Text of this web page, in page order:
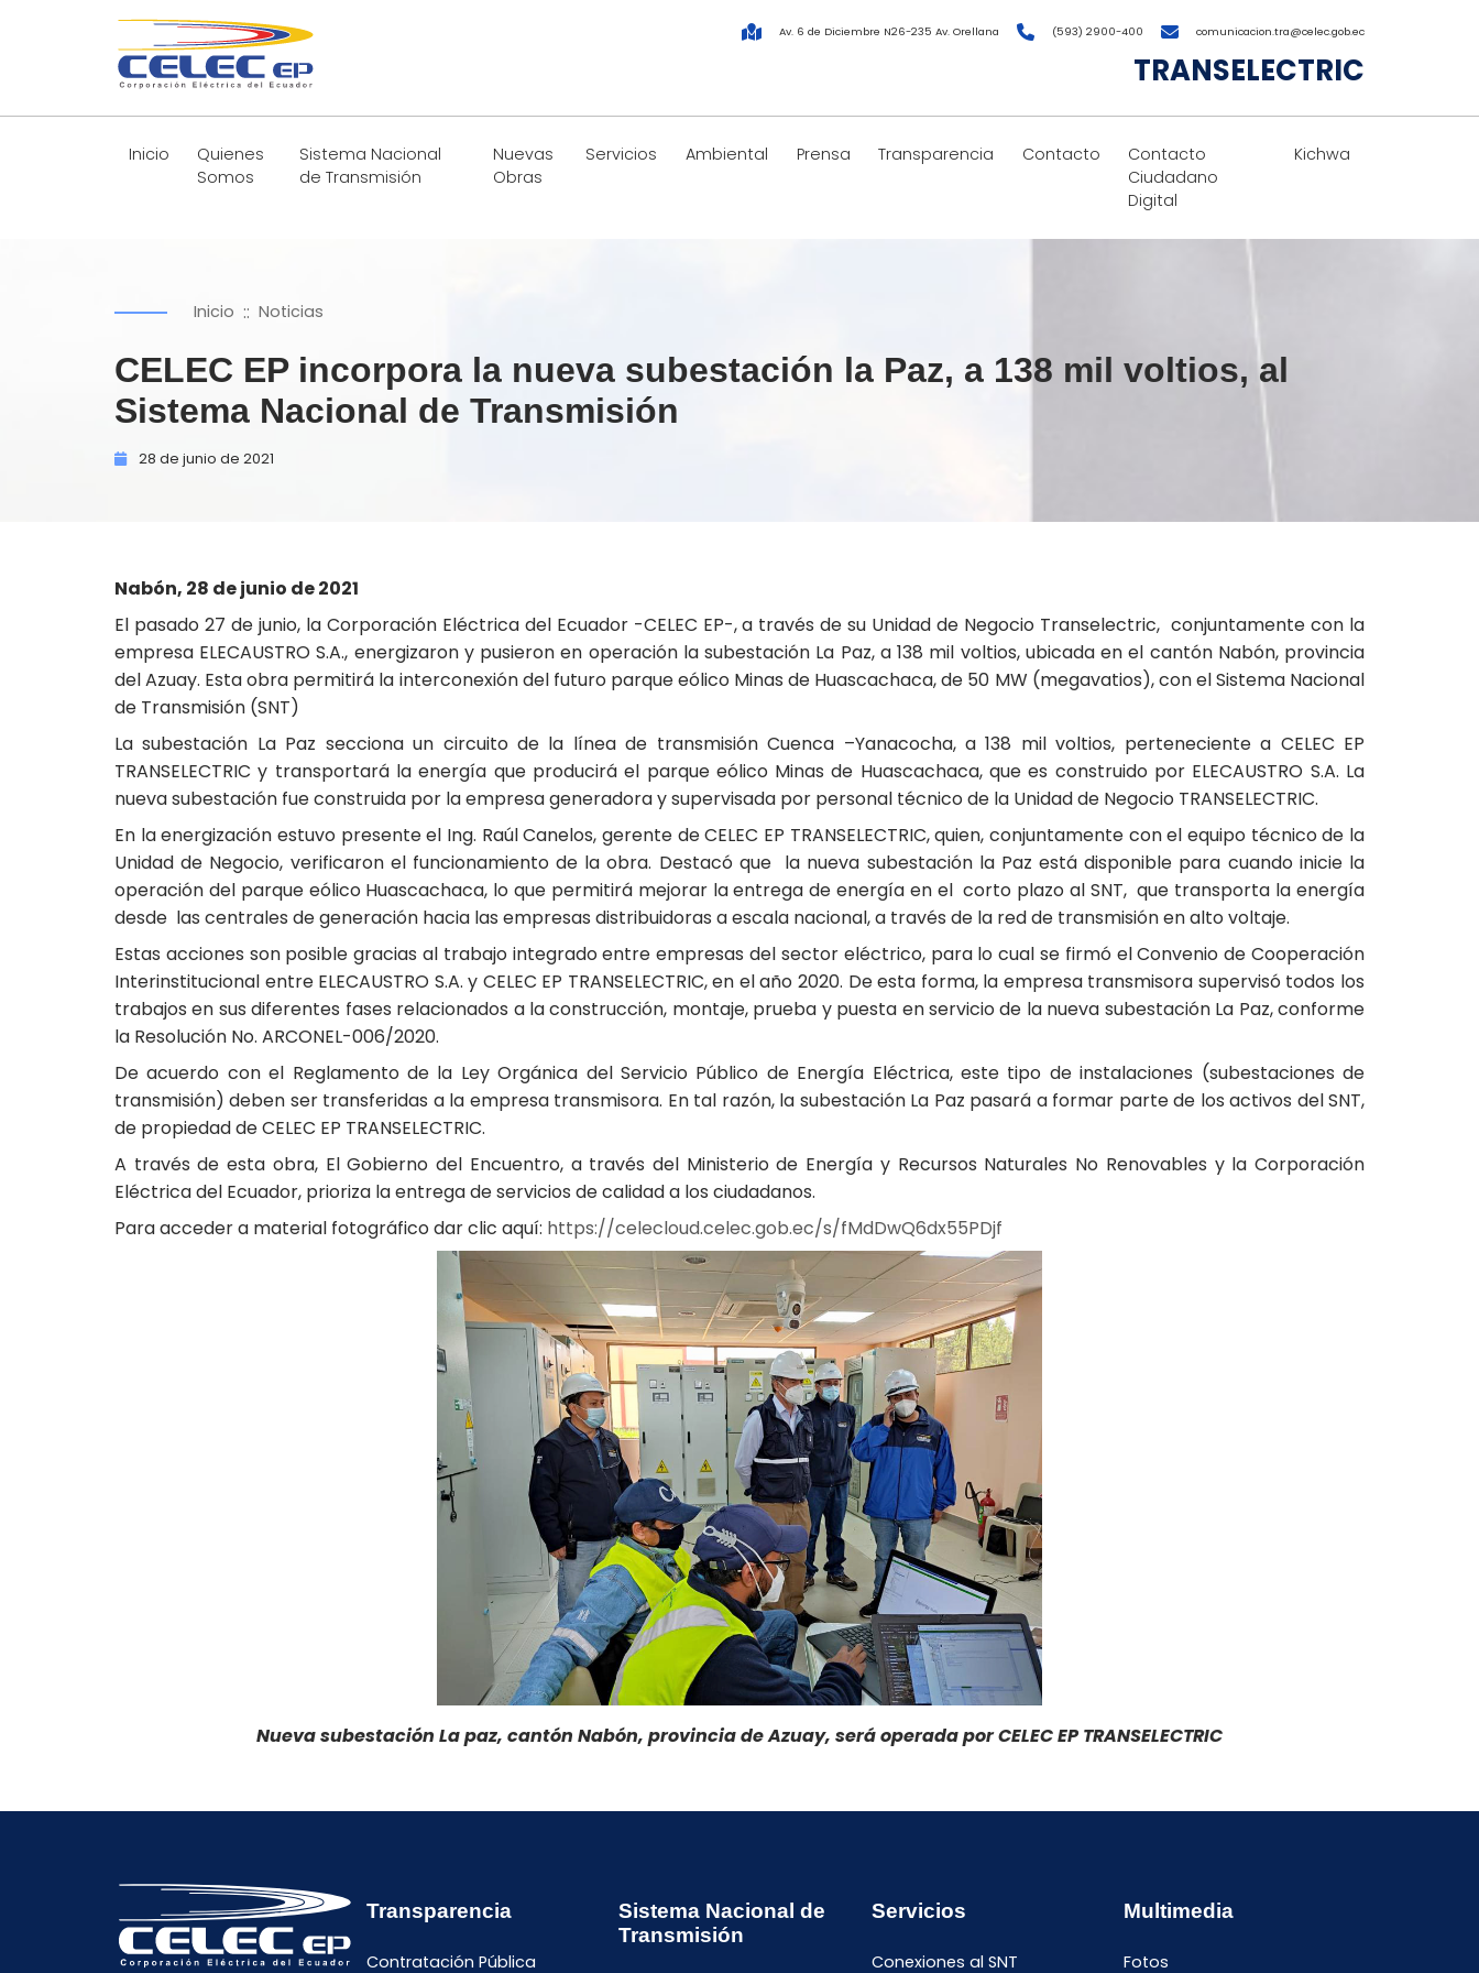
Av. 6 de Diciembre N26-235 Av. Orellana (593) 2900-400 comunicacion.tra@celec.gob.ec
TRANSELECTRIC
Inicio
Quienes
Somos
Sistema Nacional
de Transmisión
Nuevas
Obras
Servicios Ambiental Prensa Transparencia Contacto
Contacto
Ciudadano
Digital
Kichwa
Inicio :: Noticias
CELEC EP incorpora la nueva subestación la Paz, a 138 mil voltios, al
Sistema Nacional de Transmisión
28 de junio de 2021
Nabón, 28 de junio de 2021
El pasado 27 de junio, la Corporación Eléctrica del Ecuador -CELEC EP-, a través de su Unidad de Negocio Transelectric, conjuntamente con la
empresa ELECAUSTRO S.A., energizaron y pusieron en operación la subestación La Paz, a 138 mil voltios, ubicada en el cantón Nabón, provincia
del Azuay. Esta obra permitirá la interconexión del futuro parque eólico Minas de Huascachaca, de 50 MW (megavatios), con el Sistema Nacional
de Transmisión (SNT)
La subestación La Paz secciona un circuito de la línea de transmisión Cuenca –Yanacocha, a 138 mil voltios, perteneciente a CELEC EP
TRANSELECTRIC y transportará la energía que producirá el parque eólico Minas de Huascachaca, que es construido por ELECAUSTRO S.A. La
nueva subestación fue construida por la empresa generadora y supervisada por personal técnico de la Unidad de Negocio TRANSELECTRIC.
En la energización estuvo presente el Ing. Raúl Canelos, gerente de CELEC EP TRANSELECTRIC, quien, conjuntamente con el equipo técnico de la
Unidad de Negocio, verificaron el funcionamiento de la obra. Destacó que la nueva subestación la Paz está disponible para cuando inicie la
operación del parque eólico Huascachaca, lo que permitirá mejorar la entrega de energía en el corto plazo al SNT, que transporta la energía
desde las centrales de generación hacia las empresas distribuidoras a escala nacional, a través de la red de transmisión en alto voltaje.
Estas acciones son posible gracias al trabajo integrado entre empresas del sector eléctrico, para lo cual se firmó el Convenio de Cooperación
Interinstitucional entre ELECAUSTRO S.A. y CELEC EP TRANSELECTRIC, en el año 2020. De esta forma, la empresa transmisora supervisó todos los
trabajos en sus diferentes fases relacionados a la construcción, montaje, prueba y puesta en servicio de la nueva subestación La Paz, conforme
la Resolución No. ARCONEL-006/2020.
De acuerdo con el Reglamento de la Ley Orgánica del Servicio Público de Energía Eléctrica, este tipo de instalaciones (subestaciones de
transmisión) deben ser transferidas a la empresa transmisora. En tal razón, la subestación La Paz pasará a formar parte de los activos del SNT,
de propiedad de CELEC EP TRANSELECTRIC.
A través de esta obra, El Gobierno del Encuentro, a través del Ministerio de Energía y Recursos Naturales No Renovables y la Corporación
Eléctrica del Ecuador, prioriza la entrega de servicios de calidad a los ciudadanos.
Para acceder a material fotográfico dar clic aquí: https://celecloud.celec.gob.ec/s/fMdDwQ6dx55PDjf
Nueva subestación La paz, cantón Nabón, provincia de Azuay, será operada por CELEC EP TRANSELECTRIC
Transparencia
Contratación Pública
Sistema Nacional de
Transmisión
Servicios
Conexiones al SNT
Multimedia
Fotos